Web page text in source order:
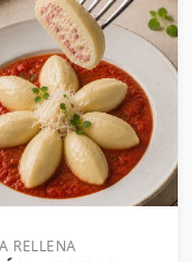
RELLENA